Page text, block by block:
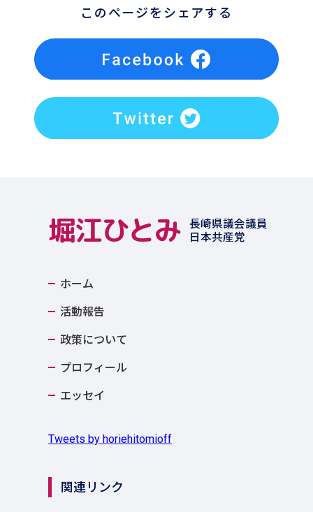
このページをシェアする
堀江ひとみ
長崎県議会議員
日本共産党
ホーム
活動報告
政策について
プロフィール
エッセイ
Tweets by horiehitomioff
関連リンク